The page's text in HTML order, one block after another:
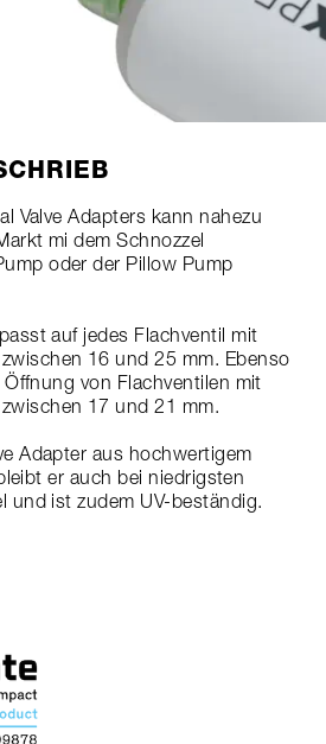
Valve Adapters kann nahezu
mi dem Schnozzel
oder der Pillow Pump
auf jedes Flachventil mit
16 und 25 mm. Ebenso
von Flachventilen mit
17 und 21 mm.
Adapter aus hochwertigem
er auch bei niedrigsten
und ist zudem UV-beständig.